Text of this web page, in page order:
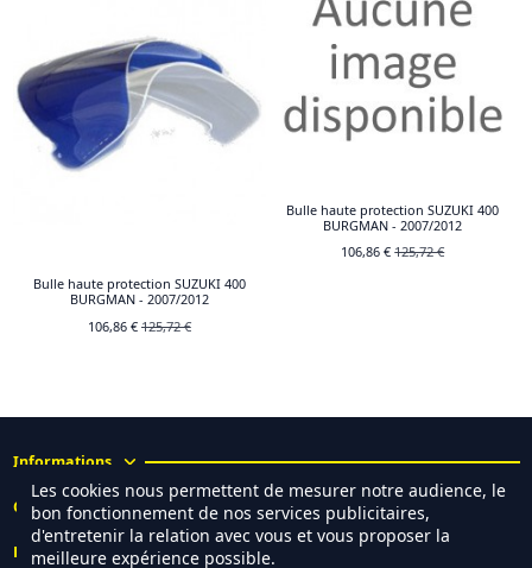
Bulle haute protection SUZUKI 400
BURGMAN - 2007/2012
106,86 € 125,72 €
Bulle haute protection SUZUKI 400
BURGMAN - 2007/2012
106,86 €125,72 €
Informations
Contact
Réseaux sociaux
Les cookies nous permettent de mesurer notre audience, le
bon fonctionnement de nos services publicitaires,
d'entretenir la relation avec vous et vous proposer la
meilleure expérience possible.